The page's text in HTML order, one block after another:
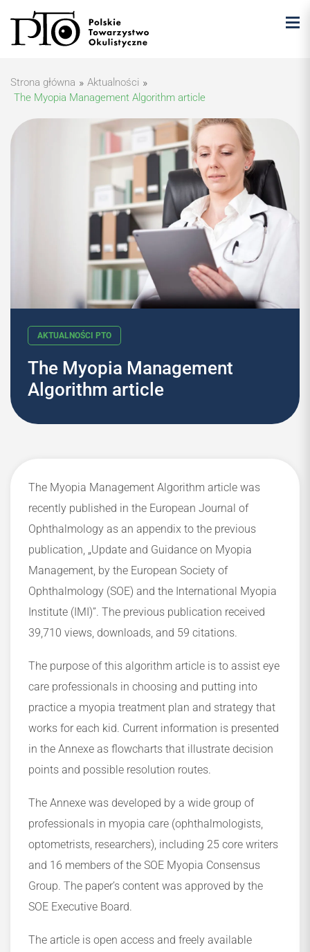
Strona główna » Aktualności »
The Myopia Management Algorithm article
AKTUALNOŚCI PTO
The Myopia Management
Algorithm article
The Myopia Management Algorithm article was
recently published in the European Journal of
Ophthalmology as an appendix to the previous
publication, „Update and Guidance on Myopia
Management, by the European Society of
Ophthalmology (SOE) and the International Myopia
Institute (IMI)”. The previous publication received
39,710 views, downloads, and 59 citations.
The purpose of this algorithm article is to assist eye
care professionals in choosing and putting into
practice a myopia treatment plan and strategy that
works for each kid. Current information is presented
in the Annexe as flowcharts that illustrate decision
points and possible resolution routes.
The Annexe was developed by a wide group of
professionals in myopia care (ophthalmologists,
optometrists, researchers), including 25 core writers
and 16 members of the SOE Myopia Consensus
Group. The paper’s content was approved by the
SOE Executive Board.
The article is open access and freely available